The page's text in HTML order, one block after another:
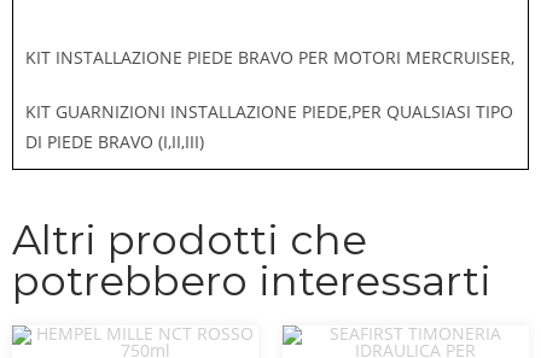
KIT INSTALLAZIONE PIEDE BRAVO PER MOTORI MERCRUISER,
KIT GUARNIZIONI INSTALLAZIONE PIEDE,PER QUALSIASI TIPO
DI PIEDE BRAVO (I,II,III)
Altri prodotti che
potrebbero interessarti